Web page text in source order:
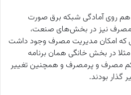
هم روی آمادگی شبکه برق صورت
مصرف نیز در بخش‌های صنعت،
که امکان مدیریت مصرف وجود داشت
در بخش خانگی همان برنامه
مصرف و پرمصرف و همچنین تغییر
گذار بودند.